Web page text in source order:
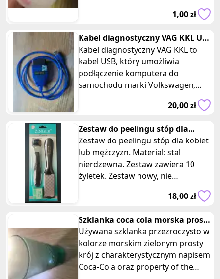
1,00 zł
Kabel diagnostyczny VAG KKL USB
komputer samochód audi seat
Kabel diagnostyczny VAG KKL to
kabel USB, który umożliwia
podłączenie komputera do
samochodu marki Volkswagen,
20,00 zł
Zestaw do peelingu stóp dla
kobiet i mężczyzn zinger
Zestaw do peelingu stóp dla kobiet
lub mężczyzn. Material: stal
nierdzewna. Zestaw zawiera 10
żyletek. Zestaw nowy, nie
18,00 zł
Szklanka coca cola morska prosta
Mcdonalds 2017
Używana szklanka przezroczysto w
kolorze morskim zielonym prosty
krój z charakterystycznym napisem
Coca-Cola oraz property of the